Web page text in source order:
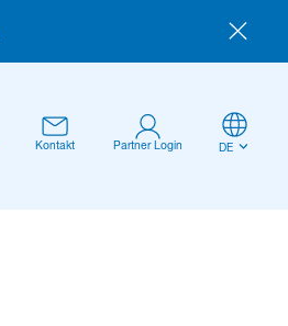
Kontakt Partner Login DE